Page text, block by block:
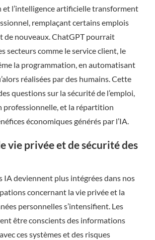
et l’intelligence artificielle transforment
remplaçant certains emplois
de nouveaux. ChatGPT pourrait
secteurs comme le service client, le
la programmation, en automatisant
réalisées par des humains. Cette
questions sur la sécurité de l’emploi,
professionnelle, et la répartition
économiques générés par l’IA.
vie privée et de sécurité des
IA deviennent plus intégrées dans nos
concernant la vie privée et la
personnelles s’intensifient. Les
être conscients des informations
ces systèmes et des risques